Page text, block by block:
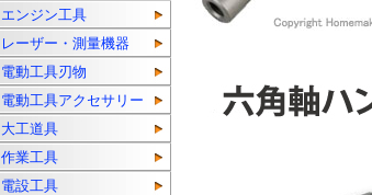
エンジン工具
レーザー・測量機器
電動工具刃物
電動工具アクセサリー
大工道具
作業工具
電設工具